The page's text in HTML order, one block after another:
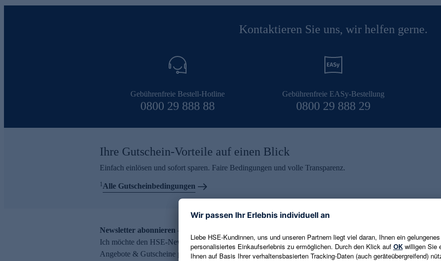
Kontaktieren Sie uns, wir helfen gerne.
Gebührenfreie Bestell-Hotline
0800 29 888 88
Gebührenfreie EASy-Bestellung
0800 29 888 29
Ihre Gutschein-Vorteile auf einen Blick
Einfach einlösen und sofort sparen. Faire Bedingungen und volle Transparenz.
1Alle Gutscheinbedingungen
Newsletter abonnieren – 10 € Gutschein erhalten
Ich möchte den HSE-Newsletter abonnieren und aktuelle Trends,
Angebote & Gutscheine per E-Mail erhalten. Als Dankeschön
E-Mail-Adresse eingeben